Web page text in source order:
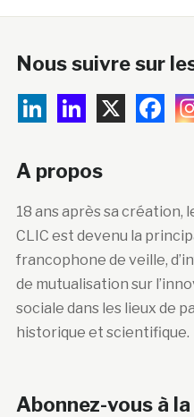
Nous suivre sur
A propos
18 ans après sa création,
CLIC est devenu la
francophone de veille,
de mutualisation sur
sociale dans les lieux de
historique et scientifique.
Abonnez-vous à